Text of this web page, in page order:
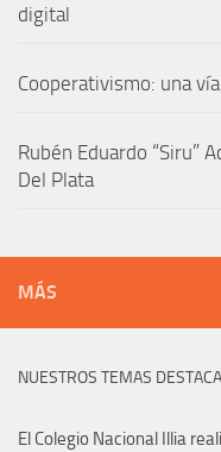
digital
Cooperativismo: una
Rubén Eduardo “Siru”
Del Plata
MÁS
NUESTROS TEMAS
El Colegio Nacional Illia